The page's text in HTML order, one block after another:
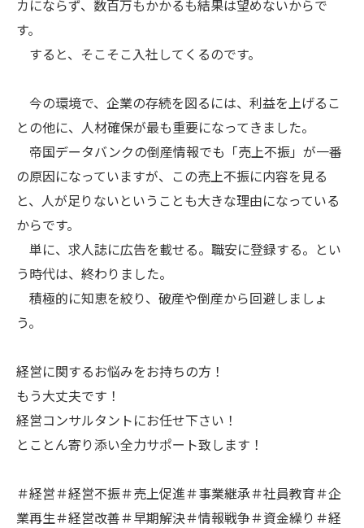
カにならず、数百万もかかるも結果は望めないからで
す。
すると、そこそこ入社してくるのです。
今の環境で、企業の存続を図るには、利益を上げるこ
との他に、人材確保が最も重要になってきました。
帝国データバンクの倒産情報でも「売上不振」が一番
の原因になっていますが、この売上不振に内容を見る
と、人が足りないということも大きな理由になっている
からです。
単に、求人誌に広告を載せる。職安に登録する。とい
う時代は、終わりました。
積極的に知恵を絞り、破産や倒産から回避しましょ
う。
経営に関するお悩みをお持ちの方！
もう大丈夫です！
経営コンサルタントにお任せ下さい！
とことん寄り添い全力サポート致します！
＃経営＃経営不振＃売上促進＃事業継承＃社員教育＃企
業再生＃経営改善＃早期解決＃情報戦争＃資金繰り＃経